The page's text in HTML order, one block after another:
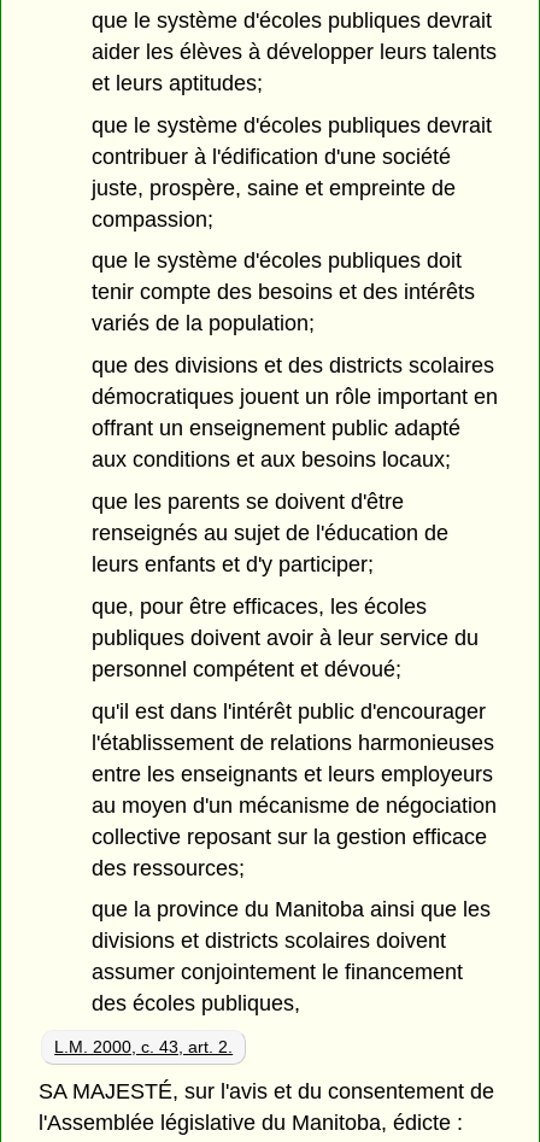
que le système d'écoles publiques devrait
aider les élèves à développer leurs talents
et leurs aptitudes;
que le système d'écoles publiques devrait
contribuer à l'édification d'une société
juste, prospère, saine et empreinte de
compassion;
que le système d'écoles publiques doit
tenir compte des besoins et des intérêts
variés de la population;
que des divisions et des districts scolaires
démocratiques jouent un rôle important en
offrant un enseignement public adapté
aux conditions et aux besoins locaux;
que les parents se doivent d'être
renseignés au sujet de l'éducation de
leurs enfants et d'y participer;
que, pour être efficaces, les écoles
publiques doivent avoir à leur service du
personnel compétent et dévoué;
qu'il est dans l'intérêt public d'encourager
l'établissement de relations harmonieuses
entre les enseignants et leurs employeurs
au moyen d'un mécanisme de négociation
collective reposant sur la gestion efficace
des ressources;
que la province du Manitoba ainsi que les
divisions et districts scolaires doivent
assumer conjointement le financement
des écoles publiques,
L.M. 2000, c. 43, art. 2.
SA MAJESTÉ, sur l'avis et du consentement de
l'Assemblée législative du Manitoba, édicte :